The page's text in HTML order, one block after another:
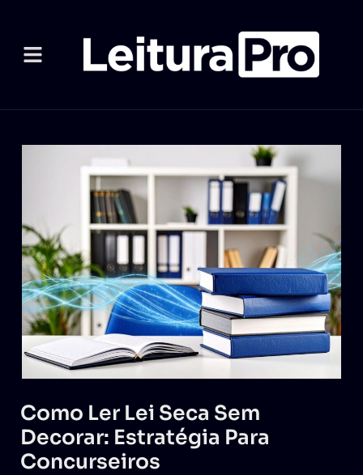
Como Ler Lei Seca Sem
Decorar: Estratégia Para
Concurseiros